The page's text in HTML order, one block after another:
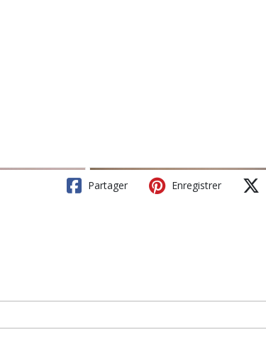
Partager Enregistrer